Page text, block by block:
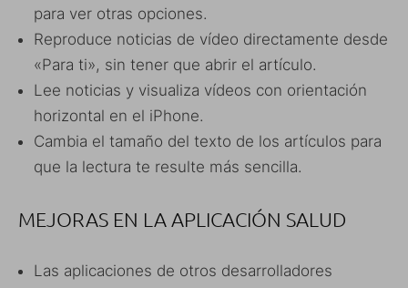
para ver otras opciones.
Reproduce noticias de vídeo directamente desde
«Para ti», sin tener que abrir el artículo.
Lee noticias y visualiza vídeos con orientación
horizontal en el iPhone.
Cambia el tamaño del texto de los artículos para
que la lectura te resulte más sencilla.
MEJORAS EN LA APLICACIÓN SALUD
Las aplicaciones de otros desarrolladores